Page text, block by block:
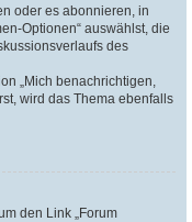
oder es abonnieren, in
Optionen“ auswählst, die
des
„Mich benachrichtigen,
wird das Thema ebenfalls
den Link „Forum